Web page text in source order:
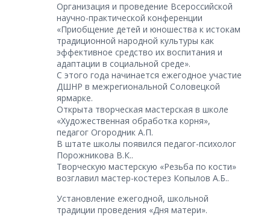
Организация и проведение Всероссийской
научно-практической конференции
«Приобщение детей и юношества к истокам
традиционной народной культуры как
эффективное средство их воспитания и
адаптации в социальной среде».
С этого года начинается ежегодное участие
ДШНР в межрегиональной Соловецкой
ярмарке.
Открыта творческая мастерская в школе
«Художественная обработка корня»,
педагог Огородник А.П.
В штате школы появился педагог-психолог
Порожникова В.К..
Творческую мастерскую «Резьба по кости»
возглавил мастер-костерез Копылов А.Б..
Установление ежегодной, школьной
традиции проведения «Дня матери».